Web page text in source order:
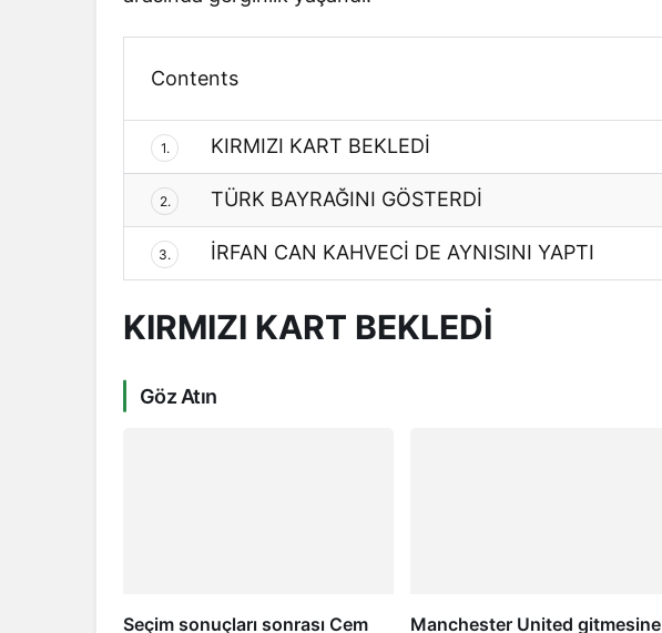
Contents
1. KIRMIZI KART BEKLEDİ
2. TÜRK BAYRAĞINI GÖSTERDİ
3. İRFAN CAN KAHVECİ DE AYNISINI YAPTI
KIRMIZI KART BEKLEDİ
Göz Atın
Seçim sonuçları sonrası Cem
Manchester United gitmesine